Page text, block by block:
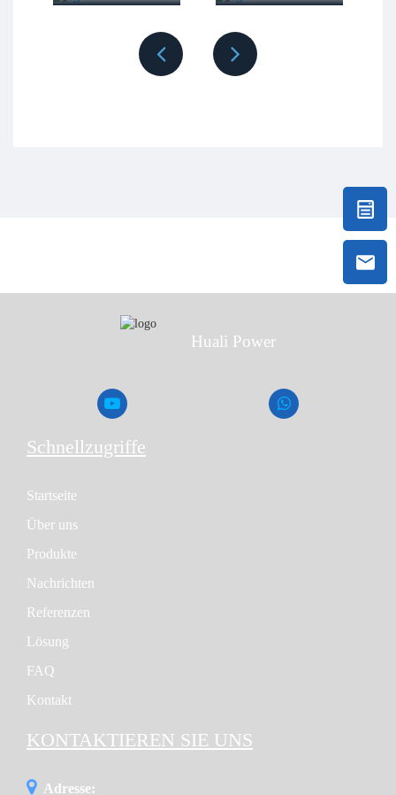
4. Innovatives Design, hohe Mobilität, niedriger Schwerpunkt,
und kompakte Struktur.
5. Langlebiger durch die Auswahl dicker Ölleitungen,
vermeidet Öllecks, die durch Vibrationen verursachte
Huali Power
Schnellzugriffe
Startseite
Über uns
Produkte
Nachrichten
Referenzen
Lösung
FAQ
Kontakt
KONTAKTIEREN SIE UNS
Adresse: